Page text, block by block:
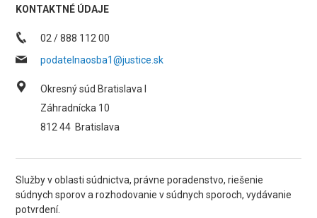
KONTAKTNÉ ÚDAJE
02 / 888 112 00
podatelnaosba1@justice.sk
Okresný súd Bratislava I
Záhradnícka 10
812 44 Bratislava
Služby v oblasti súdnictva, právne poradenstvo, riešenie
súdnych sporov a rozhodovanie v súdnych sporoch, vydávanie
potvrdení.